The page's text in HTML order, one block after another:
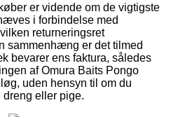
er vidende om de vigtigste
i forbindelse med
returneringsret
sammenhæng er det tilmed
bevarer ens faktura, således
af Omura Baits Pongo
uden hensyn til om du
dreng eller pige.